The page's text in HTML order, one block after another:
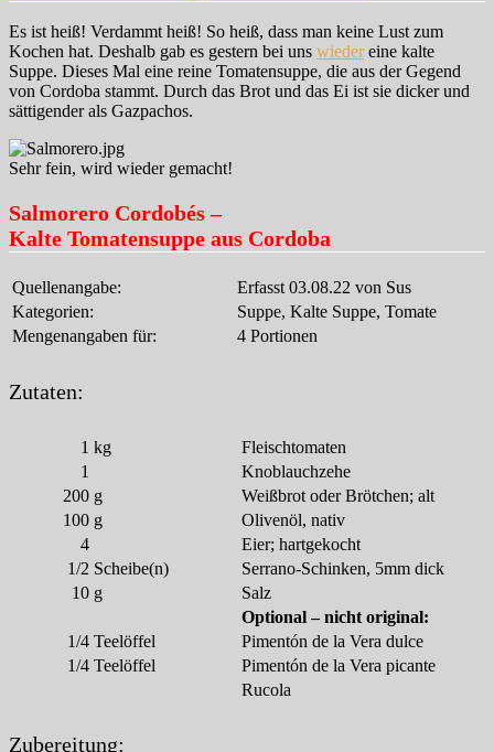
Es ist heiß! Verdammt heiß! So heiß, dass man keine Lust zum
Kochen hat. Deshalb gab es gestern bei uns wiedereine kalte
Suppe. Dieses Mal eine reine Tomatensuppe, die aus der Gegend
von Cordoba stammt. Durch das Brot und das Ei ist sie dicker und
sättigender als Gazpachos.
Sehr fein, wird wieder gemacht!
Salmorero Cordobés –
Kalte Tomatensuppe aus Cordoba
Quellenangabe:
Erfasst 03.08.22 von Sus
Kategorien:
Suppe, Kalte Suppe, Tomate
Mengenangaben für:
4 Portionen
Zutaten:
1 kg
Fleischtomaten
1
Knoblauchzehe
200 g
Weißbrot oder Brötchen; alt
100 g
Olivenöl, nativ
4
Eier; hartgekocht
1/2 Scheibe(n)
Serrano-Schinken, 5mm dick
10 g
Salz
Optional – nicht original:
1/4 Teelöffel
Pimentón de la Vera dulce
1/4 Teelöffel
Pimentón de la Vera picante
Rucola
Zubereitung: